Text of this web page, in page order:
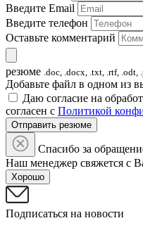
Введите Email
Введите телефон
Оставьте комментарий
резюме .doc, .docx, .txt, .rtf,
Добавьте файл в одном из
Даю согласие на
согласен с Политикой
Отправить резюме
Спасибо за
Наш менеджер свяжется с
Хорошо
Подписаться на новости